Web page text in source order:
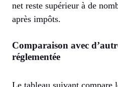
net reste supérieur à de
après impôts.
Comparaison avec
réglementée